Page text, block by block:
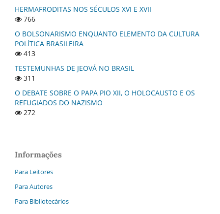
HERMAFRODITAS NOS SÉCULOS XVI E XVII
766
O BOLSONARISMO ENQUANTO ELEMENTO DA CULTURA
POLÍTICA BRASILEIRA
413
TESTEMUNHAS DE JEOVÁ NO BRASIL
311
O DEBATE SOBRE O PAPA PIO XII, O HOLOCAUSTO E OS
REFUGIADOS DO NAZISMO
272
Informações
Para Leitores
Para Autores
Para Bibliotecários